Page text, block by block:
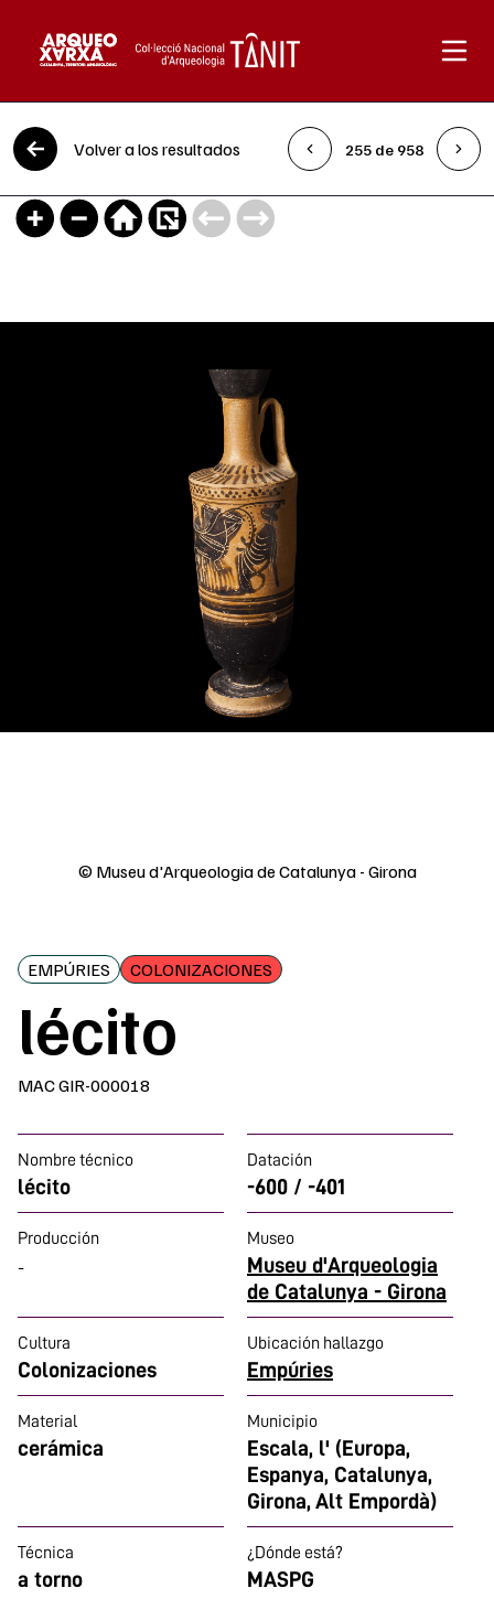
Saltar al contenido
Volver a los resultados 255 de 958
© Museu d'Arqueologia de Catalunya - Girona
EMPÚRIES COLONIZACIONES
lécito
MAC GIR-000018
Nombre técnico
lécito
Datación
-600 / -401
Producción
-
Museo
Museu d'Arqueologia
de Catalunya - Girona
Cultura
Colonizaciones
Ubicación hallazgo
Empúries
Material
cerámica
Municipio
Escala, l' (Europa,
Espanya, Catalunya,
Girona, Alt Empordà)
Técnica
a torno
¿Dónde está?
MASPG